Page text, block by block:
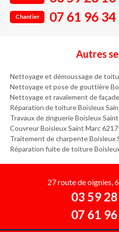
Chantier 07 61 96
Autres
Nettoyage et démoussage de
Nettoyage et pose de gouttière
Nettoyage et ravalement de
Réparation de toiture Boisleux
Travaux de zinguerie Boisleux
Couvreur Boisleux Saint Marc
Traitement de charpente Boisleux
Réparation fuite de toiture
27 route de oignies,
03 59
07 61